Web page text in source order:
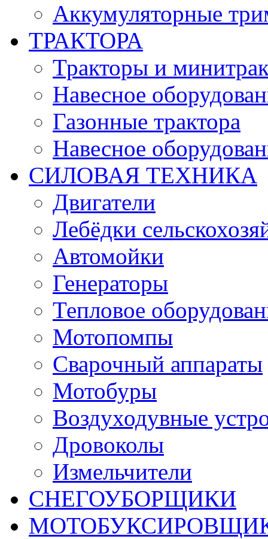
Аккумуляторные
ТРАКТОРА
Тракторы и
Навесное
Газонные трактора
Навесное
СИЛОВАЯ ТЕХНИКА
Двигатели
Лебёдки
Автомойки
Генераторы
Тепловое
Мотопомпы
Сварочный аппараты
Мотобуры
Воздуходувные
Дровоколы
Измельчители
СНЕГОУБОРЩИКИ